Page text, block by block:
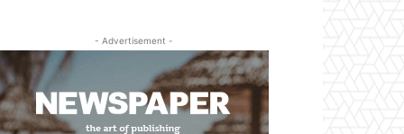
- Advertisement -